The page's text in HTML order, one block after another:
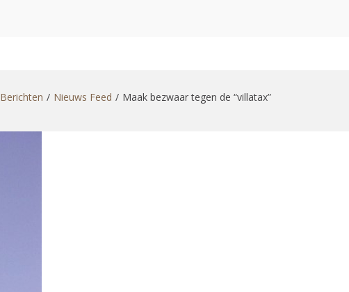
Berichten Nieuws Feed Maak bezwaar tegen de “villatax”